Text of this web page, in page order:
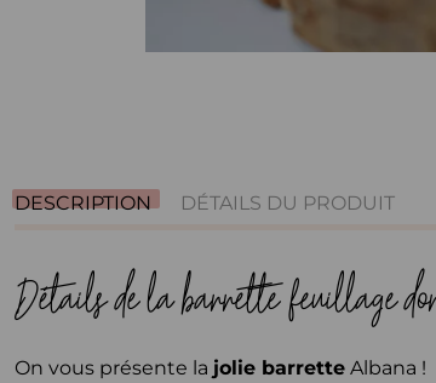
DESCRIPTION DÉTAILS DU PRODUIT
Détails de la barrette feuillage
On vous présente la jolie barrette Albana !